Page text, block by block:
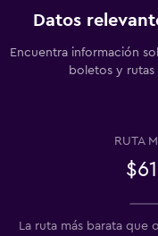
Datos
Encuentra información
boletos y rutas
RUTA
La ruta más barata que